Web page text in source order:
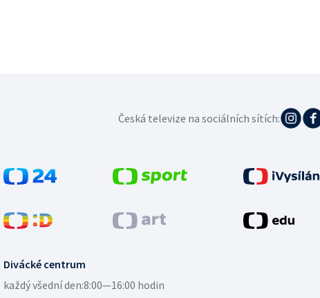
Divácké centrum
každý všední den:8:00—16:00 hodin
Česká televize na sociálních sítích: